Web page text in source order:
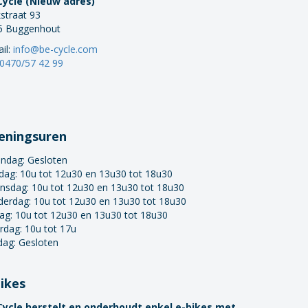
93
Buggenhout
info@be-cycle.com
0470/57 42 99
Gesloten
10u tot 12u30 en 13u30 tot 18u30
10u tot 12u30 en 13u30 tot 18u30
10u tot 12u30 en 13u30 tot 18u30
10u tot 12u30 en 13u30 tot 18u30
10u tot 17u
Gesloten